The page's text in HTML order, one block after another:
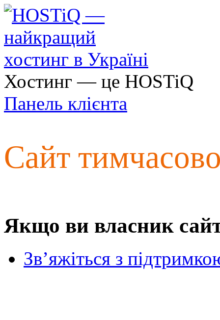
Хостинг — це HOSTiQ
Панель клієнта
Сайт
Якщо ви власник
Зв’яжіться з